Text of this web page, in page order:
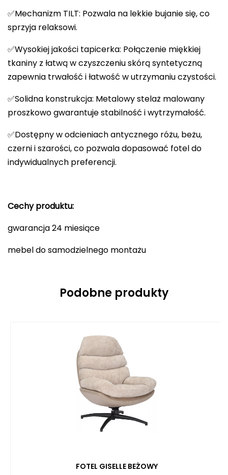
✅Mechanizm TILT: Pozwala na lekkie bujanie się, co
sprzyja relaksowi.
✅Wysokiej jakości tapicerka: Połączenie miękkiej
tkaniny z łatwą w czyszczeniu skórą syntetyczną
zapewnia trwałość i łatwość w utrzymaniu czystości.
✅Solidna konstrukcja: Metalowy stelaż malowany
proszkowo gwarantuje stabilność i wytrzymałość.
✅Dostępny w odcieniach antycznego różu, beżu,
czerni i szarości, co pozwala dopasować fotel do
indywidualnych preferencji.
Cechy produktu:
gwarancja 24 miesiące
mebel do samodzielnego montażu
Podobne produkty
FOTEL GISELLE BEŻOWY